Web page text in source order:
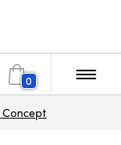
0
Concept